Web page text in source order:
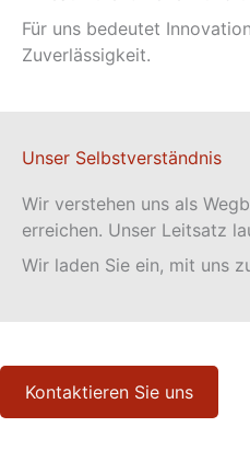
Für uns bedeutet
Zuverlässigkeit.
Unser Selbstverständnis
Wir verstehen uns als
erreichen. Unser Leitsatz
Wir laden Sie ein, mit uns
Kontaktieren Sie uns